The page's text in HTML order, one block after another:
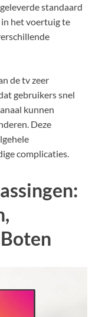
standaard
het voertuig te
de tv zeer
gebruikers snel
kunnen
Deze
complicaties.